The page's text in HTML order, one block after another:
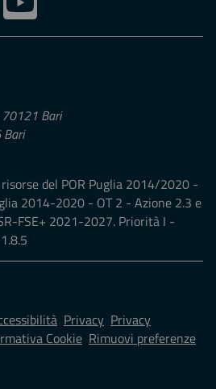
70121 Bari
Bari
del POR Puglia 2014/2020 -
2014-2020 - OT 2 - Azione 2.3 e
FSE+ 2021-2027. Priorità I -
Privacy Privacy
Cookie Rimuovi preferenze